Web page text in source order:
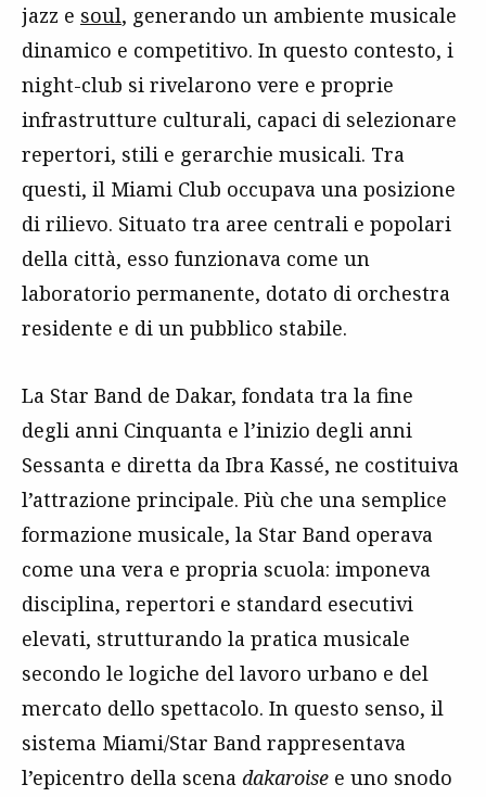
jazz e soul, generando un ambiente musicale
dinamico e competitivo. In questo contesto, i
night-club si rivelarono vere e proprie
infrastrutture culturali, capaci di selezionare
repertori, stili e gerarchie musicali. Tra
questi, il Miami Club occupava una posizione
di rilievo. Situato tra aree centrali e popolari
della città, esso funzionava come un
laboratorio permanente, dotato di orchestra
residente e di un pubblico stabile.
La Star Band de Dakar, fondata tra la fine
degli anni Cinquanta e l’inizio degli anni
Sessanta e diretta da Ibra Kassé, ne costituiva
l’attrazione principale. Più che una semplice
formazione musicale, la Star Band operava
come una vera e propria scuola: imponeva
disciplina, repertori e standard esecutivi
elevati, strutturando la pratica musicale
secondo le logiche del lavoro urbano e del
mercato dello spettacolo. In questo senso, il
sistema Miami/Star Band rappresentava
l’epicentro della scena dakaroise e uno snodo